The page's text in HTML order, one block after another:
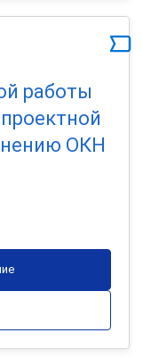
работы
ОКН